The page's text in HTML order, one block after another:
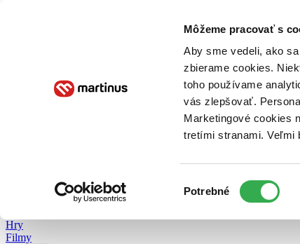
Môžeme pracovať s
Aby sme vedeli, ako
zbierame cookies.
toho používame
vás zlepšovať.
Marketingové cookies
tretími stranami. Veľmi
súhlasu
Potrebné
Poukážky Kontakt
Hry
Filmy